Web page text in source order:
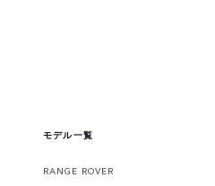
モデル一覧
RANGE ROVER